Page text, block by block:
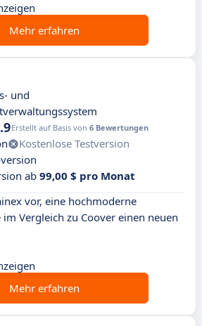
Mehr erfahren
und
Erstellt auf Basis von 6 Bewertungen
Kostenlose Testversion
ab 99,00 $ pro Monat
vor, eine hochmoderne
Vergleich zu Coover einen neuen
Mehr erfahren